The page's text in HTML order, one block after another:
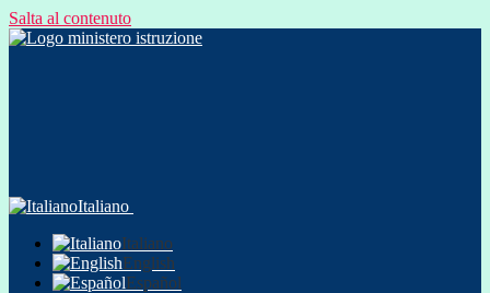
Salta al contenuto
Italiano
Italiano
English
Español